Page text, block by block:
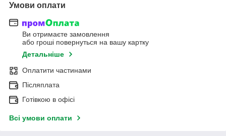
Умови оплати
Ви отримаєте замовлення
або гроші повернуться на вашу картку
Детальніше
Оплатити частинами
Післяплата
Готівкою в офісі
Всі умови оплати